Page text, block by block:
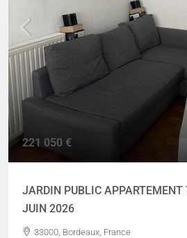
221 050 €
JARDIN PUBLIC APPARTEMENT
JUIN 2026
33000, Bordeaux, France